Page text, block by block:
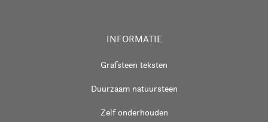
INFORMATIE
Grafsteen teksten
Duurzaam natuursteen
Zelf onderhouden